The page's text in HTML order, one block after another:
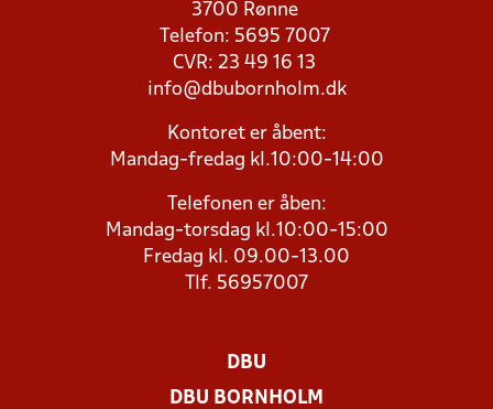
3700 Rønne
Telefon: 5695 7007
CVR: 23 49 16 13
info@dbubornholm.dk
Kontoret er åbent:
Mandag-fredag kl.10:00-14:00
Telefonen er åben:
Mandag-torsdag kl.10:00-15:00
Fredag kl. 09.00-13.00
Tlf. 56957007
DBU
DBU BORNHOLM